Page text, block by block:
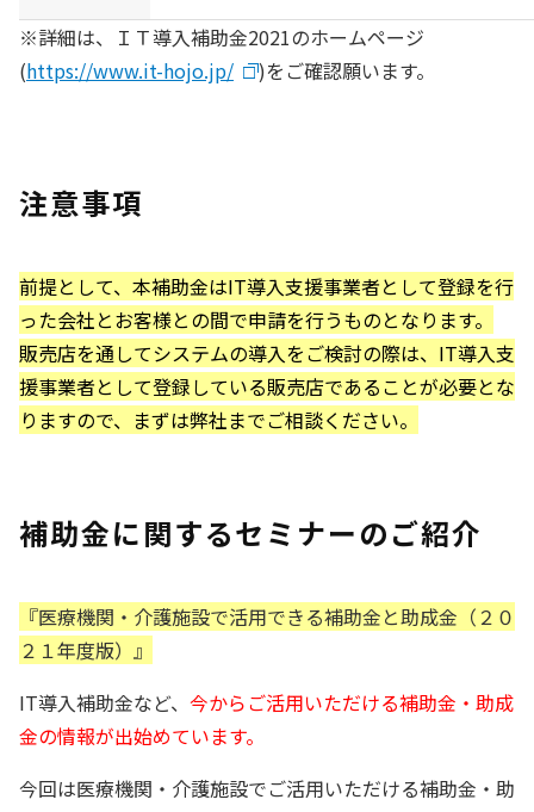
※詳細は、ＩＴ導入補助金2021のホームページ
(https://www.it-hojo.jp/ )をご確認願います。
注意事項
前提として、本補助金はIT導入支援事業者として登録を行
った会社とお客様との間で申請を行うものとなります。
販売店を通してシステムの導入をご検討の際は、IT導入支
援事業者として登録している販売店であることが必要とな
りますので、まずは弊社までご相談ください。
補助金に関するセミナーのご紹介
『医療機関・介護施設で活用できる補助金と助成金（２０
２１年度版）』
IT導入補助金など、 今からご活用いただける補助金・助成
金の情報が出始めています。
今回は医療機関・介護施設でご活用いただける補助金・助